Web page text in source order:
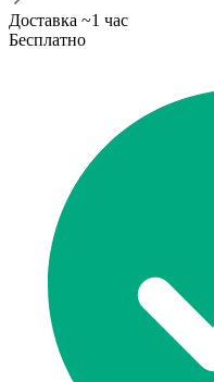
Доставка ~1 час
Бесплатно